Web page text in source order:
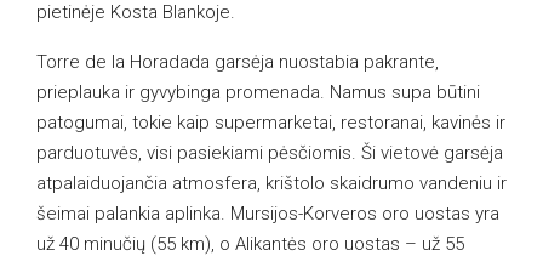
pietinėje Kosta Blankoje.
Torre de la Horadada garsėja nuostabia pakrante,
prieplauka ir gyvybinga promenada. Namus supa būtini
patogumai, tokie kaip supermarketai, restoranai, kavinės ir
parduotuvės, visi pasiekiami pėsčiomis. Ši vietovė garsėja
atpalaiduojančia atmosfera, krištolo skaidrumo vandeniu ir
šeimai palankia aplinka. Mursijos-Korveros oro uostas yra
už 40 minučių (55 km), o Alikantės oro uostas – už 55